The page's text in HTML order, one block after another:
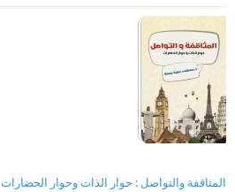
المثاقفة والتواصل : حوار الذات وحوار الحضارات